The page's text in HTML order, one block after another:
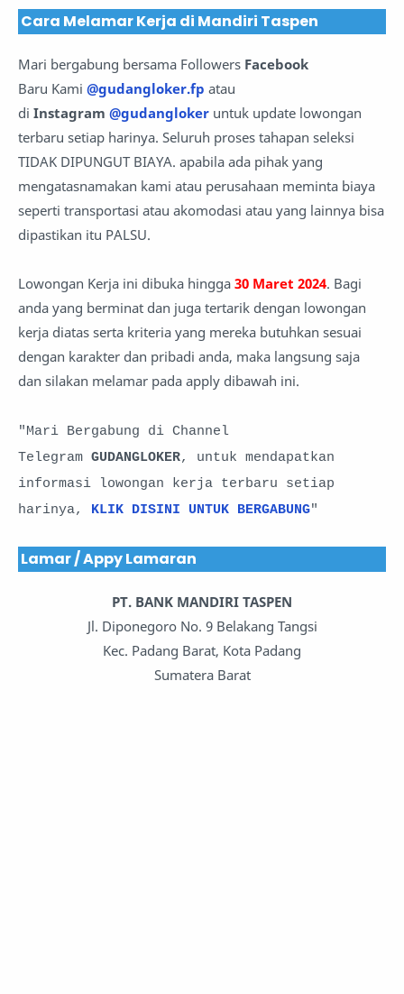
Cara Melamar Kerja di Mandiri Taspen
Mari bergabung bersama Followers Facebook
Baru Kami @gudangloker.fp atau
di Instagram @gudangloker untuk update lowongan
terbaru setiap harinya. Seluruh proses tahapan seleksi
TIDAK DIPUNGUT BIAYA. apabila ada pihak yang
mengatasnamakan kami atau perusahaan meminta biaya
seperti transportasi atau akomodasi atau yang lainnya bisa
dipastikan itu PALSU.
Lowongan Kerja ini dibuka hingga 30 Maret 2024. Bagi
anda yang berminat dan juga tertarik dengan lowongan
kerja diatas serta kriteria yang mereka butuhkan sesuai
dengan karakter dan pribadi anda, maka langsung saja
dan silakan melamar pada apply dibawah ini.
"Mari Bergabung di Channel
Telegram GUDANGLOKER, untuk mendapatkan
informasi lowongan kerja terbaru setiap
harinya, KLIK DISINI UNTUK BERGABUNG"
Lamar / Appy Lamaran
PT. BANK MANDIRI TASPEN
Jl. Diponegoro No. 9 Belakang Tangsi
Kec. Padang Barat, Kota Padang
Sumatera Barat